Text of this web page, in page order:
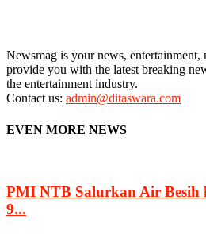
Newsmag is your news, entertainment,
provide you with the latest breaking
the entertainment industry.
Contact us: admin@ditaswara.com
EVEN MORE NEWS
PMI NTB Salurkan Air Besih
9...